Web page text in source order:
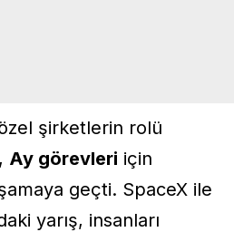
şirketlerin rolü
Ay görevleri için
geçti. SpaceX ile
yarış, insanları